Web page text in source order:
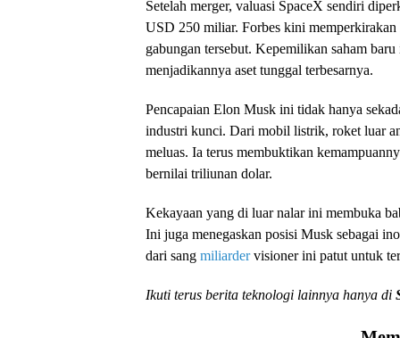
Setelah merger, valuasi SpaceX sendiri
USD 250 miliar. Forbes kini memperkirakan
gabungan tersebut. Kepemilikan saham
menjadikannya aset tunggal terbesarnya.
Pencapaian Elon Musk ini tidak hanya
industri kunci. Dari mobil listrik, roket luar
meluas. Ia terus membuktikan
bernilai triliunan dolar.
Kekayaan yang di luar nalar ini membuka
Ini juga menegaskan posisi Musk sebagai
dari sang miliardervisioner ini patut untuk
Ikuti terus berita teknologi lainnya hanya di